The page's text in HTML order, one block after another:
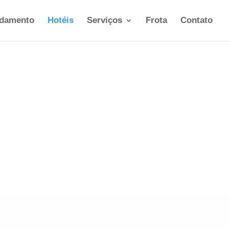
Hotéis Serviços Frota Contato